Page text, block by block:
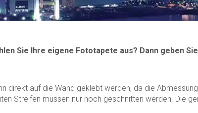
Sie Ihre eigene Fototapete aus? Dann geben
direkt auf die Wand geklebt werden, da die
Streifen müssen nur noch geschnitten werden. Die